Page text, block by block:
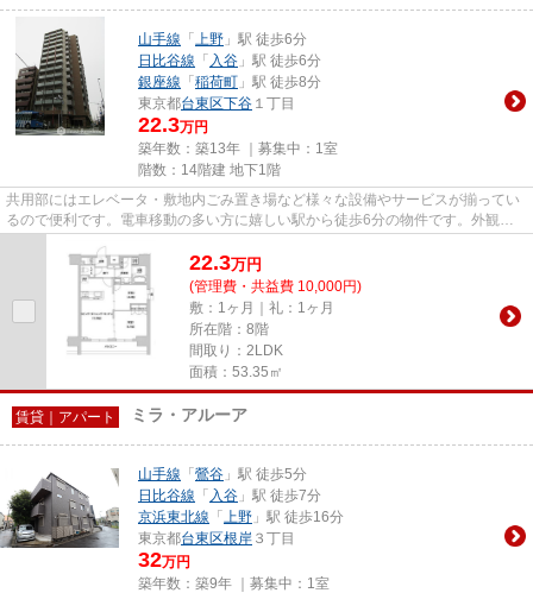
山手線 「 上野 」駅 徒歩6分
日比谷線 「 入谷 」駅 徒歩6分
銀座線 「 稲荷町 」駅 徒歩8分
東京都台東区下谷 １丁目
22.3万円
築年数：築13年 ｜募集中： 1室
階数：14階建 地下1階
共用部にはエレベータ・敷地内ごみ置き場など様々な設備やサービスが揃ってい
るので便利です。電車移動の多い方に嬉しい駅から徒歩6分の物件です。外観タ
22.3万円
(管理費・共益費 10,000円)
敷：1ヶ月｜礼：1ヶ月
所在階：8階
間取り：2LDK
面積：53.35㎡
賃貸｜アパート ミラ・アルーア
山手線 「 鶯谷 」駅 徒歩5分
日比谷線 「 入谷 」駅 徒歩7分
京浜東北線 「 上野 」駅 徒歩16分
東京都台東区根岸 ３丁目
32万円
築年数：築9年 ｜募集中： 1室